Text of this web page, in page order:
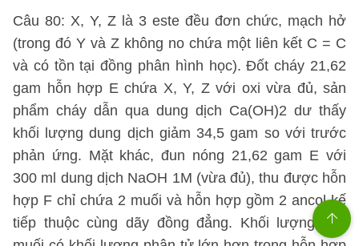
Câu 80: X, Y, Z là 3 este đều đơn chức, mạch hở
(trong đó Y và Z không no chứa một liên kết C = C
và có tồn tại đồng phân hình học). Đốt cháy 21,62
gam hỗn hợp E chứa X, Y, Z với oxi vừa đủ, sản
phẩm cháy dẫn qua dung dịch Ca(OH)2 dư thấy
khối lượng dung dịch giảm 34,5 gam so với trước
phản ứng. Mặt khác, đun nóng 21,62 gam E với
300 ml dung dịch NaOH 1M (vừa đủ), thu được hỗn
hợp F chỉ chứa 2 muối và hỗn hợp gồm 2 ancol kế
tiếp thuộc cùng dãy đồng đẳng. Khối lượng của